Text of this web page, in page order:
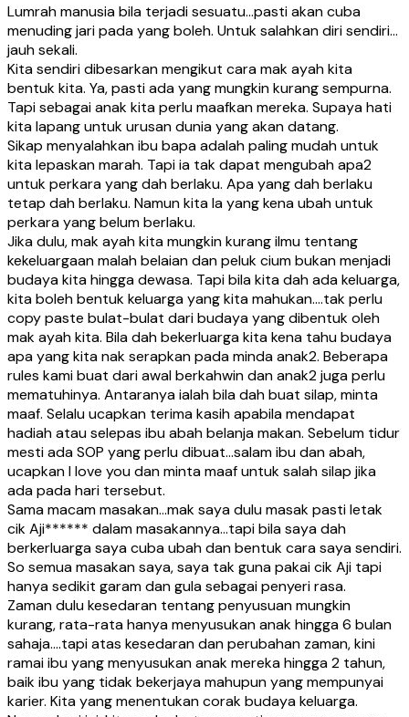
Lumrah manusia bila terjadi sesuatu…pasti akan cuba
menuding jari pada yang boleh. Untuk salahkan diri sendiri…
jauh sekali.
Kita sendiri dibesarkan mengikut cara mak ayah kita
bentuk kita. Ya, pasti ada yang mungkin kurang sempurna.
Tapi sebagai anak kita perlu maafkan mereka. Supaya hati
kita lapang untuk urusan dunia yang akan datang.
Sikap menyalahkan ibu bapa adalah paling mudah untuk
kita lepaskan marah. Tapi ia tak dapat mengubah apa2
untuk perkara yang dah berlaku. Apa yang dah berlaku
tetap dah berlaku. Namun kita la yang kena ubah untuk
perkara yang belum berlaku.
Jika dulu, mak ayah kita mungkin kurang ilmu tentang
kekeluargaan malah belaian dan peluk cium bukan menjadi
budaya kita hingga dewasa. Tapi bila kita dah ada keluarga,
kita boleh bentuk keluarga yang kita mahukan….tak perlu
copy paste bulat-bulat dari budaya yang dibentuk oleh
mak ayah kita. Bila dah bekerluarga kita kena tahu budaya
apa yang kita nak serapkan pada minda anak2. Beberapa
rules kami buat dari awal berkahwin dan anak2 juga perlu
mematuhinya. Antaranya ialah bila dah buat silap, minta
maaf. Selalu ucapkan terima kasih apabila mendapat
hadiah atau selepas ibu abah belanja makan. Sebelum tidur
mesti ada SOP yang perlu dibuat…salam ibu dan abah,
ucapkan I love you dan minta maaf untuk salah silap jika
ada pada hari tersebut.
Sama macam masakan…mak saya dulu masak pasti letak
cik Aji****** dalam masakannya…tapi bila saya dah
berkerluarga saya cuba ubah dan bentuk cara saya sendiri.
So semua masakan saya, saya tak guna pakai cik Aji tapi
hanya sedikit garam dan gula sebagai penyeri rasa.
Zaman dulu kesedaran tentang penyusuan mungkin
kurang, rata-rata hanya menyusukan anak hingga 6 bulan
sahaja….tapi atas kesedaran dan perubahan zaman, kini
ramai ibu yang menyusukan anak mereka hingga 2 tahun,
baik ibu yang tidak bekerjaya mahupun yang mempunyai
karier. Kita yang menentukan corak budaya keluarga.